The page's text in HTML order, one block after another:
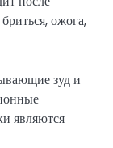
ожога,
зуд и
являются